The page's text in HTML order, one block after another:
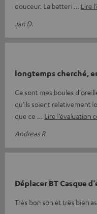
douceur. La batteri
Lire
Jan D.
longtemps cherché,
Ce sont mes boules
qu'ils soient relativement
que ce
Lire l’évaluation
Andreas R.
Déplacer BT Casque
Très bon son et très bien